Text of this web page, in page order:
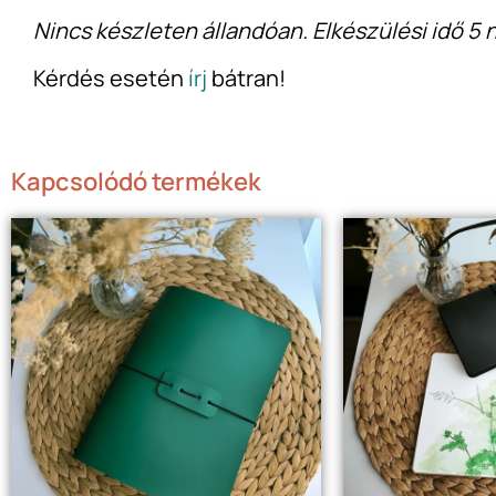
Nincs készleten állandóan. Elkészülési idő 5
Kérdés esetén írj bátran!
Kapcsolódó termékek